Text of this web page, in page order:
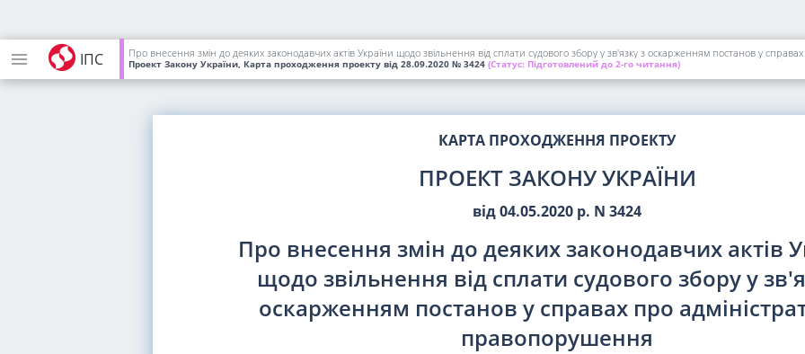
ІПС Про внесення змін до деяких законодавчих актів України щодо звільнення від сплати судового збору у зв'язку з оскарженням постанов у
Проект Закону України, Карта проходження проекту від 28.09.2020 № 3424 (Статус: Підготовлений до 2-го читання)
КАРТА ПРОХОДЖЕННЯ ПРОЕКТУ
ПРОЕКТ ЗАКОНУ УКРАЇНИ
від 04.05.2020 р. N 3424
Про внесення змін до деяких законодавчих актів
щодо звільнення від сплати судового збору у
оскарженням постанов у справах про
правопорушення